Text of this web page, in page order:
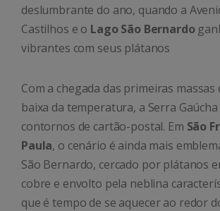
deslumbrante do ano, quando a
Castilhos e o Lago São Bernardo
vibrantes com seus plátanos
Com a chegada das primeiras massas
baixa da temperatura, a Serra
contornos de cartão-postal. Em São
Paula, o cenário é ainda mais
São Bernardo, cercado por plátanos
cobre e envolto pela neblina
que é tempo de se aquecer ao redor